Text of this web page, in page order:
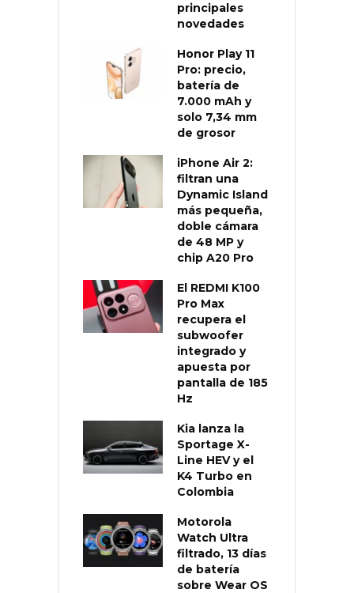
principales
novedades
Honor Play 11
Pro: precio,
batería de
7.000 mAh y
solo 7,34 mm
de grosor
iPhone Air 2:
filtran una
Dynamic Island
más pequeña,
doble cámara
de 48 MP y
chip A20 Pro
El REDMI K100
Pro Max
recupera el
subwoofer
integrado y
apuesta por
pantalla de 185
Hz
Kia lanza la
Sportage X-
Line HEV y el
K4 Turbo en
Colombia
Motorola
Watch Ultra
filtrado, 13 días
de batería
sobre Wear OS